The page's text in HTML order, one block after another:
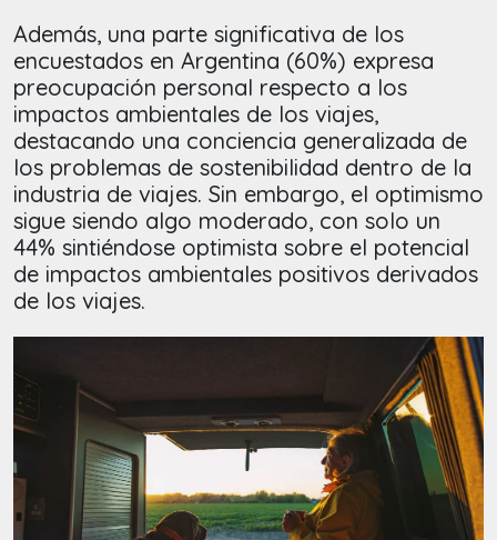
Además, una parte significativa de los
encuestados en Argentina (60%) expresa
preocupación personal respecto a los
impactos ambientales de los viajes,
destacando una conciencia generalizada de
los problemas de sostenibilidad dentro de la
industria de viajes. Sin embargo, el optimismo
sigue siendo algo moderado, con solo un
44% sintiéndose optimista sobre el potencial
de impactos ambientales positivos derivados
de los viajes.